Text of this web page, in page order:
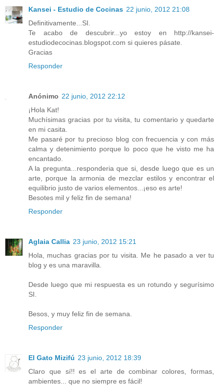
Kansei - Estudio de Cocinas 22 junio, 2012 21:08
Definitivamente...SI.
Te acabo de descubrir...yo estoy en http://kansei-
estudiodecocinas.blogspot.com si quieres pásate.
Gracias
Responder
Anónimo 22 junio, 2012 22:12
¡Hola Kat!
Muchísimas gracias por tu visita, tu comentario y quedarte
en mi casita.
Me pasaré por tu precioso blog con frecuencia y con más
calma y detenimiento porque lo poco que he visto me ha
encantado.
A la pregunta...responderia que si, desde luego que es un
arte, porque la armonia de mezclar estilos y encontrar el
equilibrio justo de varios elementos...¡eso es arte!
Besotes mil y feliz fin de semana!
Responder
Aglaia Callia 23 junio, 2012 15:21
Hola, muchas gracias por tu visita. Me he pasado a ver tu
blog y es una maravilla.
Desde luego que mi respuesta es un rotundo y segurísimo
SI.
Besos, y muy feliz fin de semana.
Responder
El Gato Mizifú 23 junio, 2012 18:39
Claro que sí!! es el arte de combinar colores, formas,
ambientes... que no siempre es fácil!